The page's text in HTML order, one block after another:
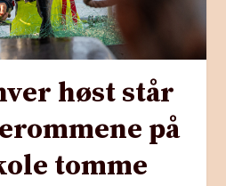
høst står
på
tomme